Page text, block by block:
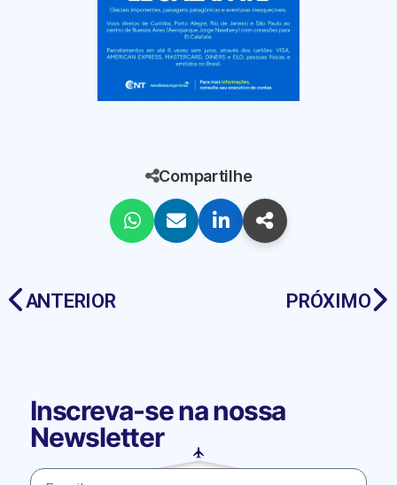
Compartilhe
ANTERIOR PRÓXIMO
Inscreva-se na nossa
Newsletter